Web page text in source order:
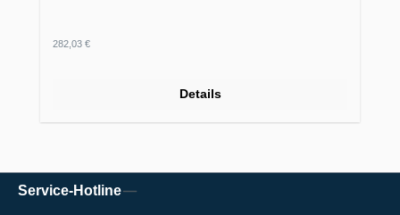
Regulärer Preis:
282,03 €
Details
Service-Hotline